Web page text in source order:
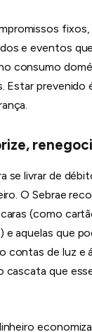
e eventos
consumo
Estar prevenido
se livrar de
O Sebrae
caras (como
e aquelas que
contas de luz e
que